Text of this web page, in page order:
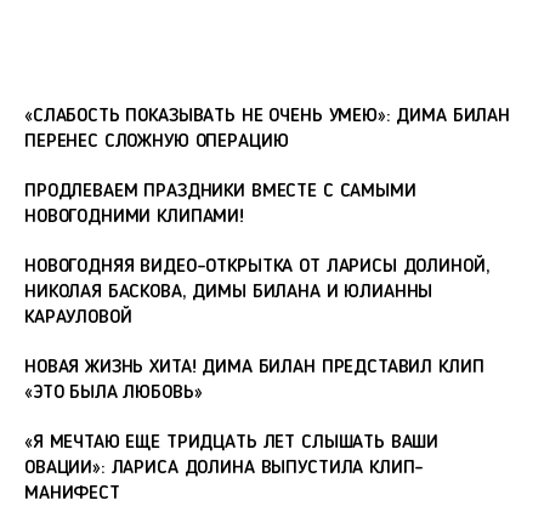
«СЛАБОСТЬ ПОКАЗЫВАТЬ НЕ ОЧЕНЬ УМЕЮ»: ДИМА БИЛАН
ПЕРЕНЕС СЛОЖНУЮ ОПЕРАЦИЮ
ПРОДЛЕВАЕМ ПРАЗДНИКИ ВМЕСТЕ С САМЫМИ
НОВОГОДНИМИ КЛИПАМИ!
НОВОГОДНЯЯ ВИДЕО-ОТКРЫТКА ОТ ЛАРИСЫ ДОЛИНОЙ,
НИКОЛАЯ БАСКОВА, ДИМЫ БИЛАНА И ЮЛИАННЫ
КАРАУЛОВОЙ
НОВАЯ ЖИЗНЬ ХИТА! ДИМА БИЛАН ПРЕДСТАВИЛ КЛИП
«ЭТО БЫЛА ЛЮБОВЬ»
«Я МЕЧТАЮ ЕЩЕ ТРИДЦАТЬ ЛЕТ СЛЫШАТЬ ВАШИ
ОВАЦИИ»: ЛАРИСА ДОЛИНА ВЫПУСТИЛА КЛИП-
МАНИФЕСТ